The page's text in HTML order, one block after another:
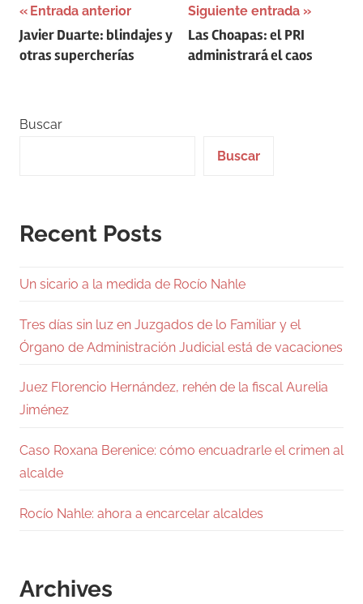
Navegación
de
Entrada anterior
Javier Duarte: blindajes y
otras supercherías
Siguiente entrada
Las Choapas: el PRI
administrará el caos
Buscar
Buscar
Recent Posts
Un sicario a la medida de Rocío Nahle
Tres días sin luz en Juzgados de lo Familiar y el
Órgano de Administración Judicial está de vacaciones
Juez Florencio Hernández, rehén de la fiscal Aurelia
Jiménez
Caso Roxana Berenice: cómo encuadrarle el crimen al
alcalde
Rocío Nahle: ahora a encarcelar alcaldes
Archives